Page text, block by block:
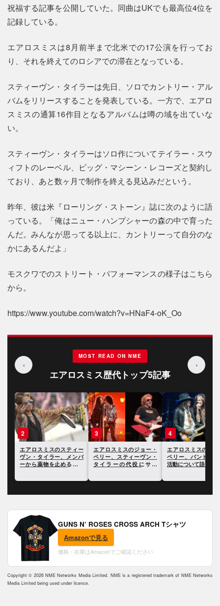
祝福する記事を公開していた。同曲はUKでも最高位4位を
記録している。
エアロスミスは8月前半まで北米での17公演を行ってお
り、それを終えてのロシアでの滞在となっている。
スティーヴン・タイラーは先日、ソロでカントリー・アル
バムをリリースすることを発表している。一方で、エアロ
スミスの通算16作目となるアルバムは噂の域を出ていな
い。
スティーヴン・タイラーはソロ作についてテイラー・スウ
ィフトのレーベル、ビッグ・マシーン・レコーズと契約し
ており、あと数ヶ月で制作を終える見込みだという。
昨年、彼は米『ローリング・ストーン』誌に次のように語
っている。「俺はニュー・ハンプシャーの森の中で育った
んだ。みんなが思ってる以上に、カントリーって自分のな
かにあるんだよ」
モスクワでのストリート・パフォーマンスの様子はこちら
から。
https://www.youtube.com/watch?v=HNaF4-oK_Oo
‹
MOST READ ON NME
エアロスミス歴代トップ5記事
›
エアロスミスのスティー
ヴン・タイラー、メンバ
ーから薬物を止めるよう
3
エアロスミスのジョー・
ペリー、スティーヴン・
タイラーの代役にサミ
いたことを明かす
4
エアロスミスのジョー・
ペリー、バンドの今後の
活動について語る
GUNS N’ ROSES CROSS ARCH Tシャツ
Amazonで見る
価格・在庫はAmazonでご確認ください
Copyright © 2026 NME Networks Media Limited. NME is a registered trademark of NME Networks
Media Limited being used under licence.